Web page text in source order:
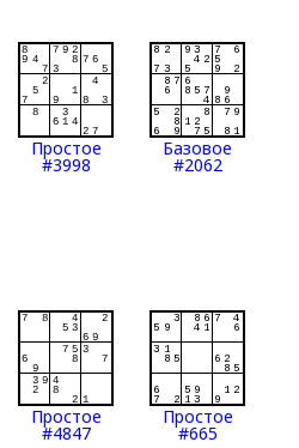
Простое
#3998
Базовое
#2062
Простое
#4847
Простое
#665